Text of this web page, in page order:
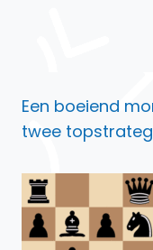
Een boeiend
twee